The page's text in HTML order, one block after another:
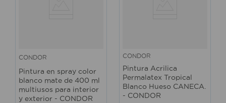
CONDOR
Pintura en spray color
blanco mate de 400 ml
multiusos para interior
y exterior - CONDOR
CONDOR
Pintura Acrilica
Permalatex Tropical
Blanco Hueso CANECA.
- CONDOR